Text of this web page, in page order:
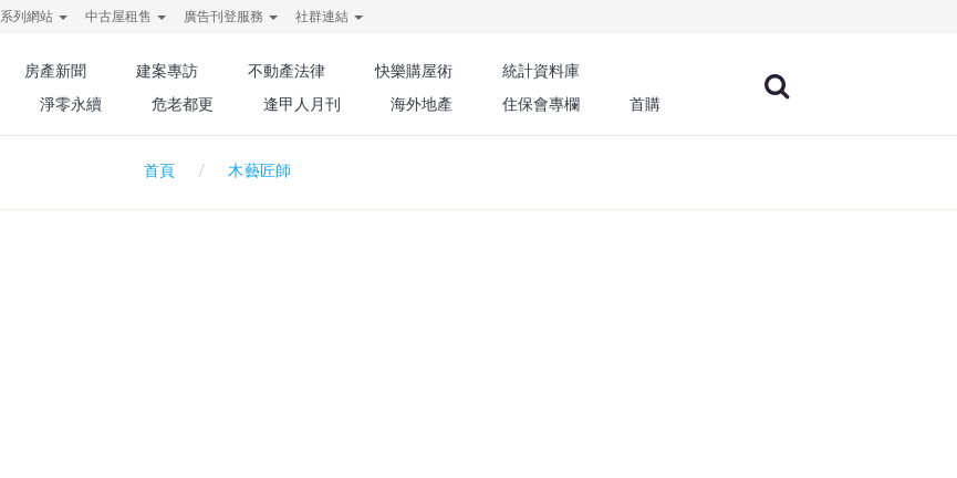
系列網站 中古屋租售 廣告刊登服務 社群連結
房產新聞 建案專訪 不動產法律 快樂購屋術
統計資料庫
淨零永續 危老都更 逢甲人月刊 海外地產 住保會專欄 首購
首頁 木藝匠師